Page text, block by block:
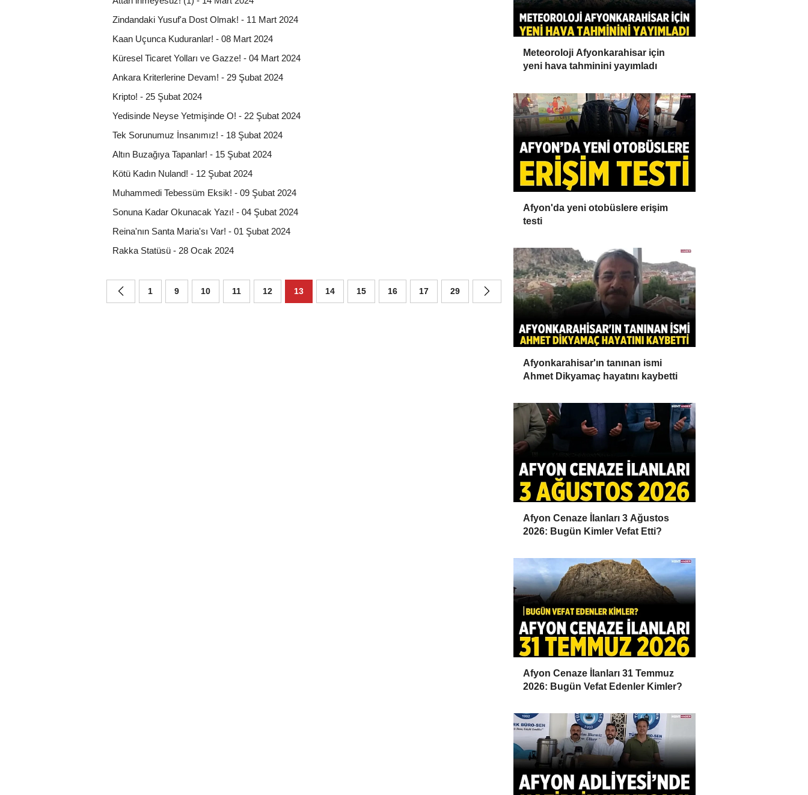
Zindandaki Yusuf'a Dost Olmak! - 11 Mart 2024
Kaan Uçunca Kuduranlar! - 08 Mart 2024
Küresel Ticaret Yolları ve Gazze! - 04 Mart 2024
Ankara Kriterlerine Devam! - 29 Şubat 2024
Kripto! - 25 Şubat 2024
Yedisinde Neyse Yetmişinde O! - 22 Şubat 2024
Tek Sorunumuz İnsanımız! - 18 Şubat 2024
Altın Buzağıya Tapanlar! - 15 Şubat 2024
Kötü Kadın Nuland! - 12 Şubat 2024
Muhammedi Tebessüm Eksik! - 09 Şubat 2024
Sonuna Kadar Okunacak Yazı! - 04 Şubat 2024
Reina'nın Santa Maria'sı Var! - 01 Şubat 2024
Rakka Statüsü - 28 Ocak 2024
1 9 10 11 12 13 14 15 16 17 29
Meteoroloji Afyonkarahisar için
yeni hava tahminini yayımladı
Afyon'da yeni otobüslere erişim
testi
Afyonkarahisar'ın tanınan ismi
Ahmet Dikyamaç hayatını kaybetti
Afyon Cenaze İlanları 3 Ağustos
2026: Bugün Kimler Vefat Etti?
Afyon Cenaze İlanları 31 Temmuz
2026: Bugün Vefat Edenler Kimler?